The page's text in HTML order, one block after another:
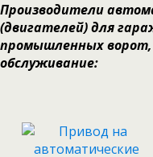
Производители
(двигателей) для
промышленных
обслуживание: